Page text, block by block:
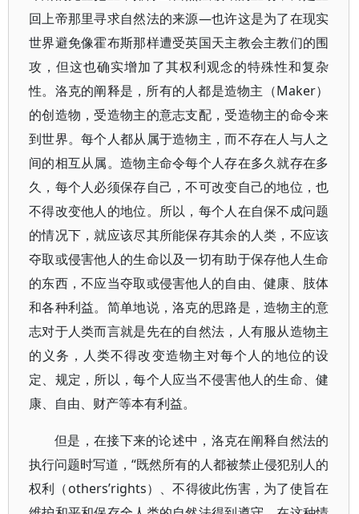
回上帝那里寻求自然法的来源—也许这是为了在现实
世界避免像霍布斯那样遭受英国天主教会主教们的围
攻，但这也确实增加了其权利观念的特殊性和复杂
性。洛克的阐释是，所有的人都是造物主（Maker）
的创造物，受造物主的意志支配，受造物主的命令来
到世界。每个人都从属于造物主，而不存在人与人之
间的相互从属。造物主命令每个人存在多久就存在多
久，每个人必须保存自己，不可改变自己的地位，也
不得改变他人的地位。所以，每个人在自保不成问题
的情况下，就应该尽其所能保存其余的人类，不应该
夺取或侵害他人的生命以及一切有助于保存他人生命
的东西，不应当夺取或侵害他人的自由、健康、肢体
和各种利益。简单地说，洛克的思路是，造物主的意
志对于人类而言就是先在的自然法，人有服从造物主
的义务，人类不得改变造物主对每个人的地位的设
定、规定，所以，每个人应当不侵害他人的生命、健
康、自由、财产等本有利益。
但是，在接下来的论述中，洛克在阐释自然法的
执行问题时写道，“既然所有的人都被禁止侵犯别人的
权利（others’rights）、不得彼此伤害，为了使旨在